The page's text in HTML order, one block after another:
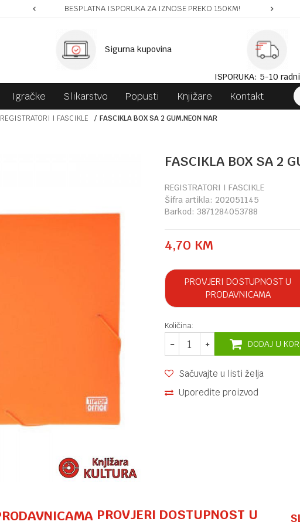
BESPLATNA ISPORUKA ZA IZNOSE PREKO 150KM!
Sigurna kupovina
ISPORUKA: 5-10
Igračke Slikarstvo Popusti Knjižare Kontakt
REGISTRATORI I FASCIKLE FASCIKLA BOX SA 2 GUM.NEON NAR
FASCIKLA BOX SA 2
REGISTRATORI I FASCIKLE
Šifra artikla: 202051145
Barkod: 3871284053788
4,70 KM
PROVJERI DOSTUPNOST U
PRODAVNICAMA
Količina:
DODAJ U
Sačuvajte u listi želja
Uporedite proizvod
PROVJERI DOSTUPNOST U